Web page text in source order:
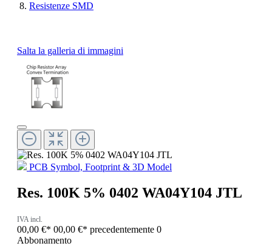
Resistenze SMD
Salta la galleria di immagini
PCB Symbol, Footprint & 3D Model
Res. 100K 5% 0402 WA04Y104 JTL
IVA incl.
00,00 €* 00,00 €* precedentemente 0
Abbonamento